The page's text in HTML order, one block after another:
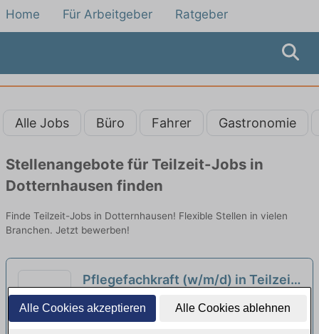
Alle Cookies akzeptieren Alle Cookies ablehnen
Home Für Arbeitgeber Ratgeber
Alle Jobs Büro Fahrer Gastronomie
Stellenangebote für Teilzeit-Jobs in
Dotternhausen finden
Finde Teilzeit-Jobs in Dotternhausen! Flexible Stellen in vielen
Branchen. Jetzt bewerben!
Pflegefachkraft (w/m/d) in Teilzeit
- Hier gehören Sie hin!
Altenpflegeheim St. Josef | Haigerloch